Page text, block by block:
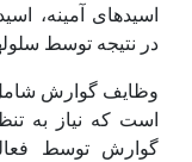
اسیدهای آمینه،
در نتیجه توسط
وظایف گوارش
است که نیاز به
گوارش توسط